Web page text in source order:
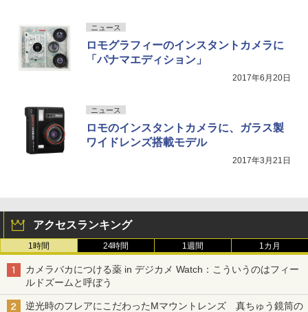
ニュース
ロモグラフィーのインスタントカメラに
「パナマエディション」
2017年6月20日
ニュース
ロモのインスタントカメラに、ガラス製
ワイドレンズ搭載モデル
2017年3月21日
アクセスランキング
1時間 24時間 1週間 1カ月
カメラバカにつける薬 in デジカメ Watch：こういうのはフィー
ルドズームと呼ぼう
逆光時のフレアにこだわったMマウントレンズ 真ちゅう鏡筒の